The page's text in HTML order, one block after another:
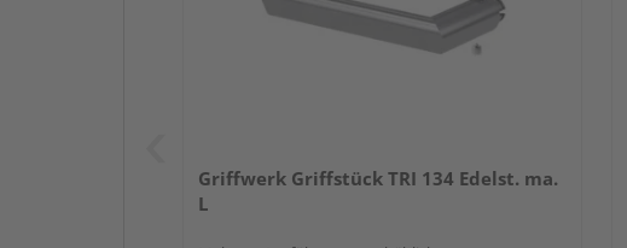
Griffwerk Griffstück TRI 134 Edelst. ma.
L